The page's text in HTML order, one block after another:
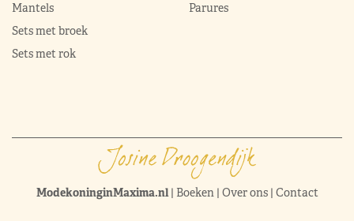
Mantels
Sets met broek
Sets met rok
Parures
ModekoninginMaxima.nl| Boeken| Over ons| Contact